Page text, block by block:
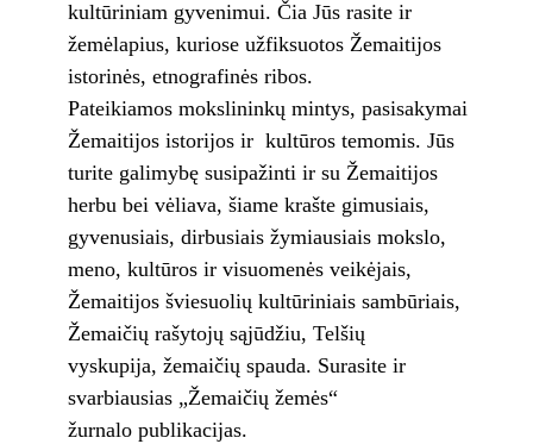
kultūriniam gyvenimui. Čia Jūs rasite ir
žemėlapius, kuriose užfiksuotos Žemaitijos
istorinės, etnografinės ribos.
Pateikiamos mokslininkų mintys, pasisakymai
Žemaitijos istorijos ir kultūros temomis. Jūs
turite galimybę susipažinti ir su Žemaitijos
herbu bei vėliava, šiame krašte gimusiais,
gyvenusiais, dirbusiais žymiausiais mokslo,
meno, kultūros ir visuomenės veikėjais,
Žemaitijos šviesuolių kultūriniais sambūriais,
Žemaičių rašytojų sąjūdžiu, Telšių
vyskupija, žemaičių spauda. Surasite ir
svarbiausias „Žemaičių žemės“
žurnalo publikacijas.